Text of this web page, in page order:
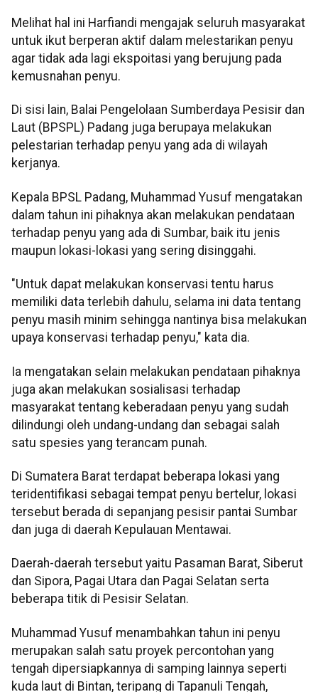
Melihat hal ini Harfiandi mengajak seluruh masyarakat
untuk ikut berperan aktif dalam melestarikan penyu
agar tidak ada lagi ekspoitasi yang berujung pada
kemusnahan penyu.
Di sisi lain, Balai Pengelolaan Sumberdaya Pesisir dan
Laut (BPSPL) Padang juga berupaya melakukan
pelestarian terhadap penyu yang ada di wilayah
kerjanya.
Kepala BPSL Padang, Muhammad Yusuf mengatakan
dalam tahun ini pihaknya akan melakukan pendataan
terhadap penyu yang ada di Sumbar, baik itu jenis
maupun lokasi-lokasi yang sering disinggahi.
"Untuk dapat melakukan konservasi tentu harus
memiliki data terlebih dahulu, selama ini data tentang
penyu masih minim sehingga nantinya bisa melakukan
upaya konservasi terhadap penyu," kata dia.
Ia mengatakan selain melakukan pendataan pihaknya
juga akan melakukan sosialisasi terhadap
masyarakat tentang keberadaan penyu yang sudah
dilindungi oleh undang-undang dan sebagai salah
satu spesies yang terancam punah.
Di Sumatera Barat terdapat beberapa lokasi yang
teridentifikasi sebagai tempat penyu bertelur, lokasi
tersebut berada di sepanjang pesisir pantai Sumbar
dan juga di daerah Kepulauan Mentawai.
Daerah-daerah tersebut yaitu Pasaman Barat, Siberut
dan Sipora, Pagai Utara dan Pagai Selatan serta
beberapa titik di Pesisir Selatan.
Muhammad Yusuf menambahkan tahun ini penyu
merupakan salah satu proyek percontohan yang
tengah dipersiapkannya di samping lainnya seperti
kuda laut di Bintan, teripang di Tapanuli Tengah,